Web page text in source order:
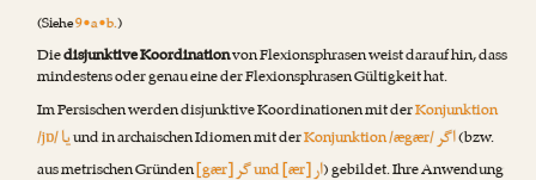
(Siehe9•a•b.)
Diedisjunktive Koordinationvon Flexionsphrasen weist darauf hin, dass
mindestens oder genau eine der Flexionsphrasen Gültigkeit hat.
Im Persischen werden disjunktive Koordinationen mit derKonjunktion
/jɒ/یاund in archaischen Idiomen mit derKonjunktion /ægær/اگر(bzw.
aus metrischen Gründen[gær] und [ær] ) gebildet. Ihre Anwendung